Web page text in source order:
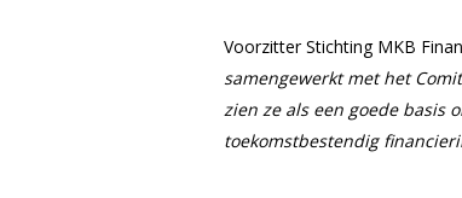
Voorzitter Stichting MKB
samengewerkt met het
zien ze als een goede basis
toekomstbestendig